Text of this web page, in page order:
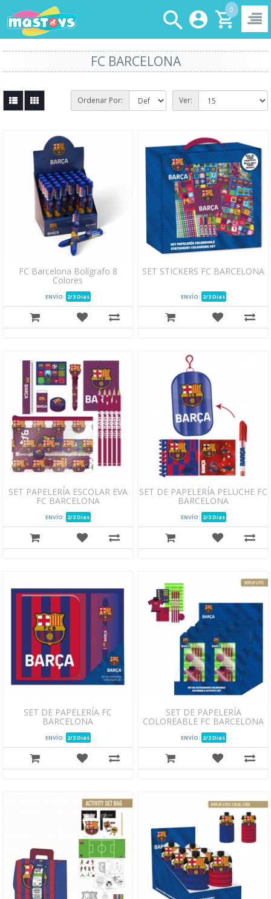
0
FC BARCELONA
Ordenar Por: Ver:
FC Barcelona Bolígrafo 8
Colores
ENVÍO: 2/3 Dias
SET STICKERS FC BARCELONA
ENVÍO: 2/3 Dias
SET PAPELERÍA ESCOLAR EVA
FC BARCELONA
ENVÍO: 2/3 Dias
SET DE PAPELERÍA PELUCHE FC
BARCELONA
ENVÍO: 2/3 Dias
SET DE PAPELERÍA FC
BARCELONA
ENVÍO: 2/3 Dias
SET DE PAPELERÍA
COLOREABLE FC BARCELONA
ENVÍO: 2/3 Dias